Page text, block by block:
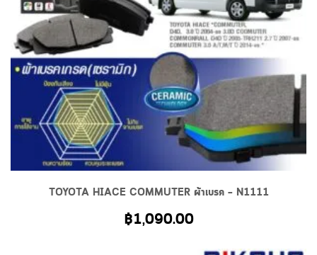
TOYOTA HIACE COMMUTER ผ้าเบรค – N1111
฿1,090.00